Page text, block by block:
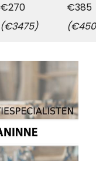
€270
(€3475)
€385